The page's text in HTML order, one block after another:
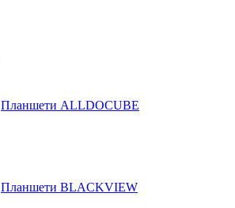
Планшети ALLDOCUBE
Планшети BLACKVIEW